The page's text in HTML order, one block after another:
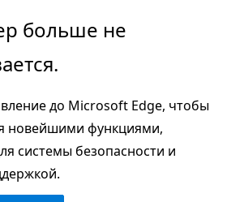
больше не
до Microsoft Edge, чтобы
новейшими функциями,
системы безопасности и